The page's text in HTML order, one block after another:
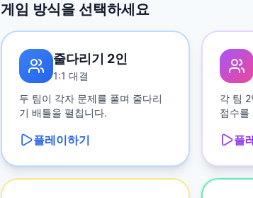
게임 방식을 선택하세요
줄다리기 2인
1:1 대결
두 팀이 각자 문제를 풀며 줄다리
기 배틀을 펼칩니다.
플레이하기
각 팀
점수를
플